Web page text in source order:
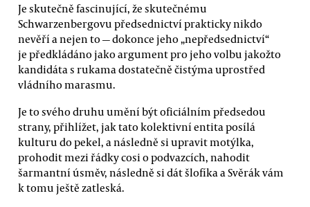
Je skutečně fascinující, že skutečnému
Schwarzenbergovu předsednictví prakticky nikdo
nevěří a nejen to — dokonce jeho „nepředsednictví“
je předkládáno jako argument pro jeho volbu jakožto
kandidáta s rukama dostatečně čistýma uprostřed
vládního marasmu.
Je to svého druhu umění být oficiálním předsedou
strany, přihlížet, jak tato kolektivní entita posílá
kulturu do pekel, a následně si upravit motýlka,
prohodit mezi řádky cosi o podvazcích, nahodit
šarmantní úsměv, následně si dát šlofíka a Svěrák vám
k tomu ještě zatleská.